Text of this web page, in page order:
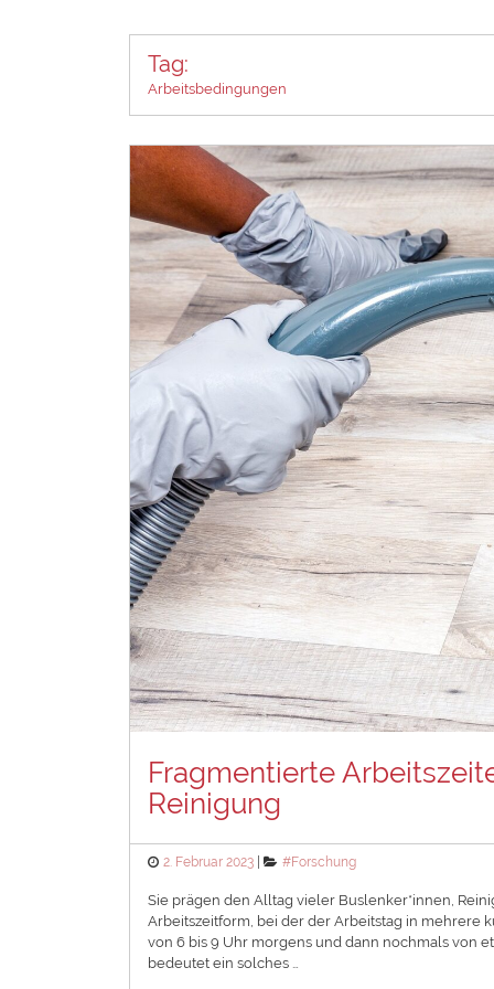
Tag:
Arbeitsbedingungen
Fragmentierte
Reinigung
Posted
2. Februar 2023 Categories
#Forschung
Sie prägen den Alltag vieler Buslenker*innen,
Arbeitszeitform, bei der der Arbeitstag in mehrere
von 6 bis 9 Uhr morgens und dann nochmals von
bedeutet ein solches …